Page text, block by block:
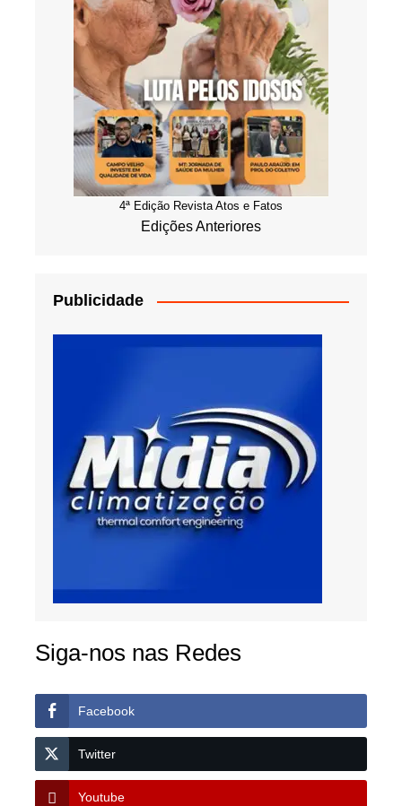
4ª Edição Revista Atos e Fatos
Edições Anteriores
Publicidade
Siga-nos nas Redes
Facebook
Twitter
Youtube